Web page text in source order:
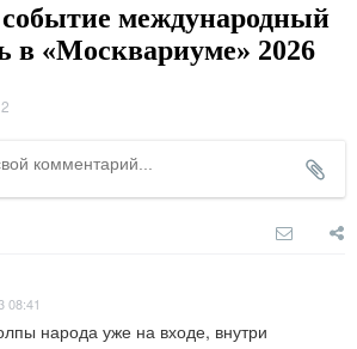
международный
в «Москвариуме» 2026
2
08:41
народа уже на входе, внутри